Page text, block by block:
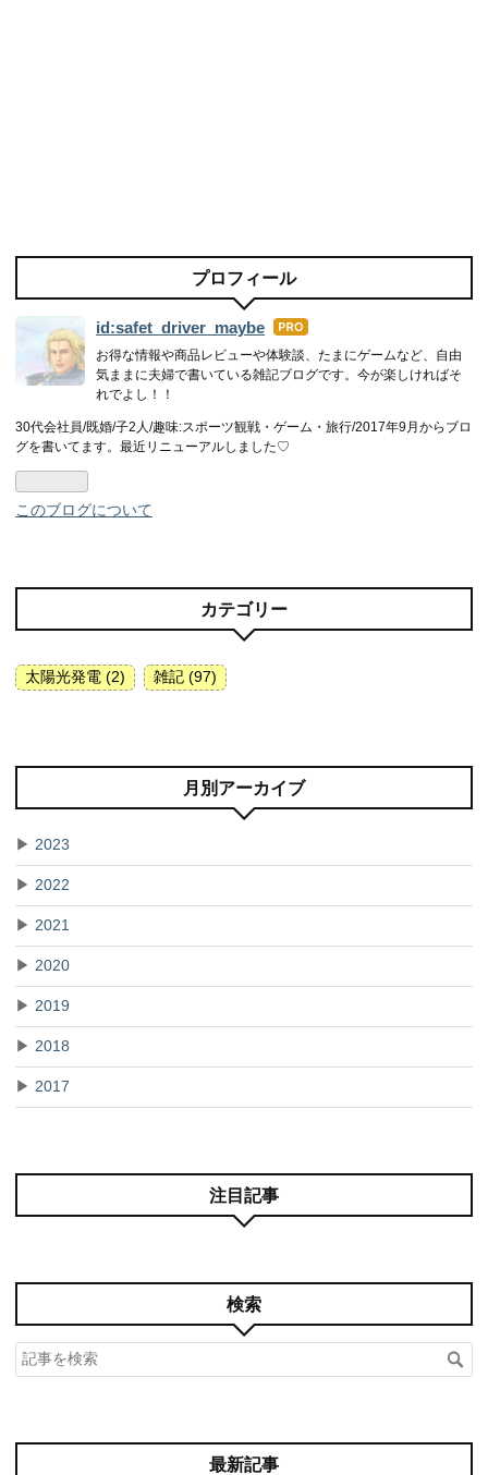
プロフィール
id:safet_driver_maybe はて
なブ
ログ
お得な情報や商品レビューや体験談、たまにゲームなど、自由
気ままに夫婦で書いている雑記ブログです。今が楽しければそ
れでよし！！
30代会社員/既婚/子2人/趣味:スポーツ観戦・ゲーム・旅行/2017年9月からブロ
グを書いてます。最近リニューアルしました♡
このブログについて
カテゴリー
太陽光発電 (2) 雑記 (97)
月別アーカイブ
▶ 2023
▶ 2022
▶ 2021
▶ 2020
▶ 2019
▶ 2018
▶ 2017
注目記事
検索
最新記事